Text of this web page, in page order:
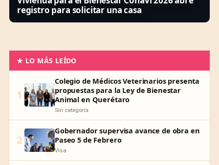
registro para solicitar una casa
★ LO MÁS LEÍDO
1
Colegio de Médicos Veterinarios presenta
propuestas para la Ley de Bienestar
Animal en Querétaro
Sin categoría
2
Gobernador supervisa avance de obra en
Paseo 5 de Febrero
Visa